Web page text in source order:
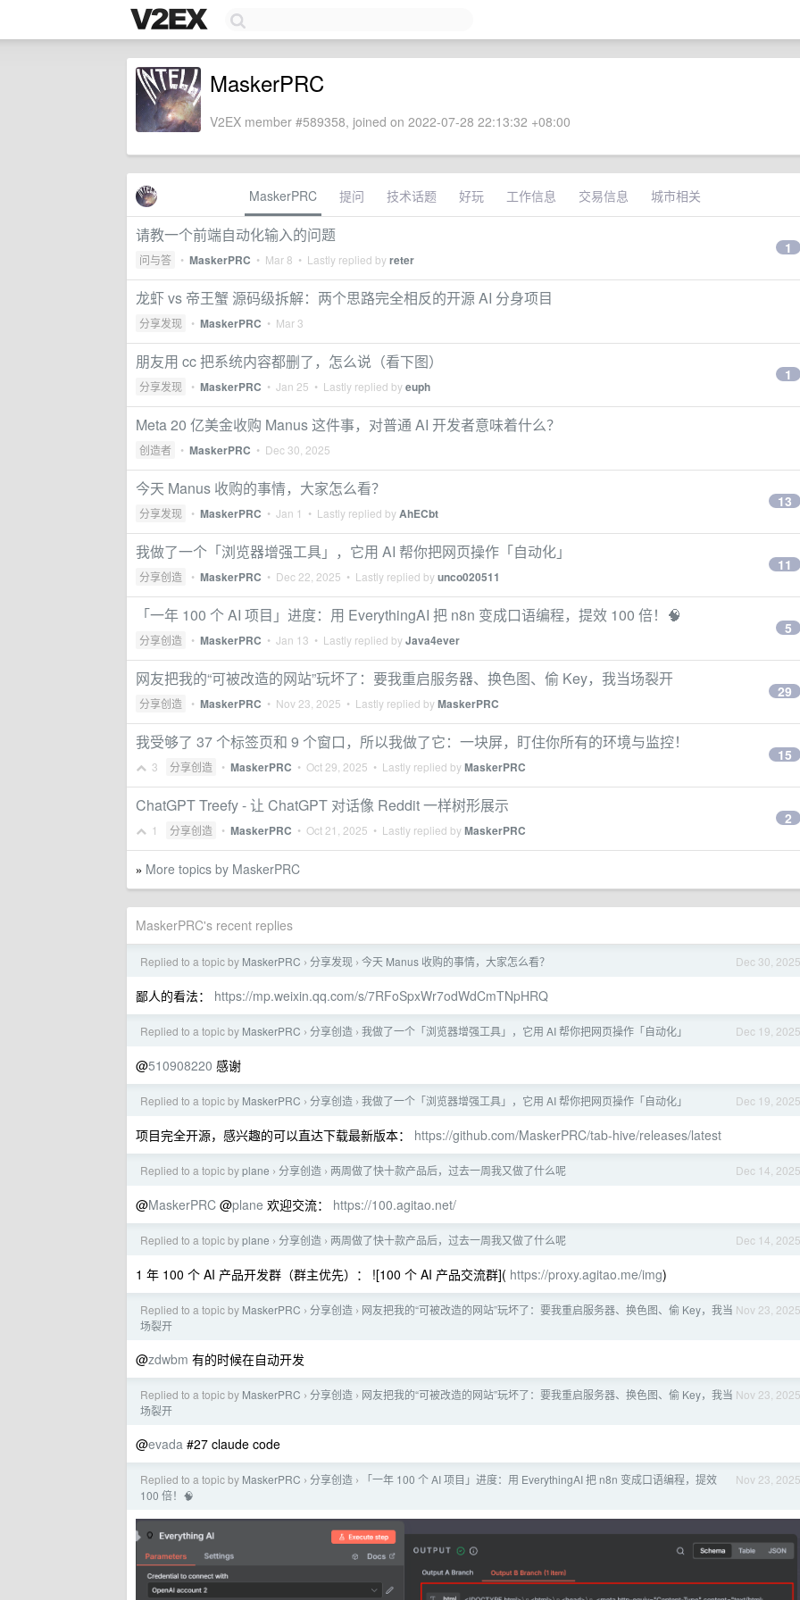
MaskerPRC
V2EX member #589358, joined on 2022-07-28 22:13:32 +08:00
MaskerPRC 提问 技术话题 好玩 工作信息 交易信息 城市相关
请教一个前端自动化输入的问题
问与答 • MaskerPRC • Mar 8 • Lastly replied byreter
1
龙虾 vs 帝王蟹 源码级拆解：两个思路完全相反的开源 AI 分身项目
分享发现 • MaskerPRC • Mar 3
朋友用 cc 把系统内容都删了，怎么说（看下图）
分享发现 • MaskerPRC • Jan 25 • Lastly replied byeuph
1
Meta 20 亿美金收购 Manus 这件事，对普通 AI 开发者意味着什么？
创造者 • MaskerPRC • Dec 30, 2025
今天 Manus 收购的事情，大家怎么看？
分享发现 • MaskerPRC • Jan 1 • Lastly replied byAhECbt
13
我做了一个「浏览器增强工具」，它用 AI 帮你把网页操作「自动化」
分享创造 • MaskerPRC • Dec 22, 2025 • Lastly replied byunco020511
11
「一年 100 个 AI 项目」进度：用 EverythingAI 把 n8n 变成口语编程，提效 100 倍！🧠
分享创造 • MaskerPRC • Jan 13 • Lastly replied byJava4ever
5
网友把我的“可被改造的网站”玩坏了：要我重启服务器、换色图、偷 Key，我当场裂开
分享创造 • MaskerPRC • Nov 23, 2025 • Lastly replied byMaskerPRC
29
我受够了 37 个标签页和 9 个窗口，所以我做了它：一块屏，盯住你所有的环境与监控！
3 分享创造 • MaskerPRC • Oct 29, 2025 • Lastly replied byMaskerPRC
15
ChatGPT Treefy - 让 ChatGPT 对话像 Reddit 一样树形展示
1 分享创造 • MaskerPRC • Oct 21, 2025 • Lastly replied byMaskerPRC
2
» More topics by MaskerPRC
MaskerPRC's recent replies
Dec 30, 2025
Replied to a topic by MaskerPRC › 分享发现 › 今天 Manus 收购的事情，大家怎么看？
鄙人的看法： https://mp.weixin.qq.com/s/7RFoSpxWr7odWdCmTNpHRQ
Dec 19, 2025
Replied to a topic by MaskerPRC › 分享创造 › 我做了一个「浏览器增强工具」，它用 AI 帮你把网页操作「自动化」
@510908220 感谢
Dec 19, 2025
Replied to a topic by MaskerPRC › 分享创造 › 我做了一个「浏览器增强工具」，它用 AI 帮你把网页操作「自动化」
项目完全开源，感兴趣的可以直达下载最新版本： https://github.com/MaskerPRC/tab-hive/releases/latest
Dec 14, 2025
Replied to a topic byplane › 分享创造 › 两周做了快十款产品后，过去一周我又做了什么呢
@MaskerPRC @plane 欢迎交流： https://100.agitao.net/
Dec 14, 2025
Replied to a topic byplane › 分享创造 › 两周做了快十款产品后，过去一周我又做了什么呢
1 年 100 个 AI 产品开发群（群主优先）： ![100 个 AI 产品交流群]( https://proxy.agitao.me/img)
Nov 23, 2025
Replied to a topic by MaskerPRC › 分享创造 › 网友把我的“可被改造的网站”玩坏了：要我重启服务器、换色图、偷 Key，我当
场裂开
@zdwbm 有的时候在自动开发
Nov 23, 2025
Replied to a topic by MaskerPRC › 分享创造 › 网友把我的“可被改造的网站”玩坏了：要我重启服务器、换色图、偷 Key，我当
场裂开
@evada #27 claude code
Nov 23, 2025
Replied to a topic by MaskerPRC › 分享创造 ›
「一年 100 个 AI 项目」进度：用 EverythingAI 把 n8n 变成口语编程，提效
100 倍！🧠